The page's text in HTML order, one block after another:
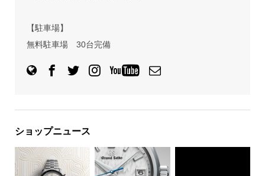
【駐車場】
無料駐車場 30台完備
ショップニュース